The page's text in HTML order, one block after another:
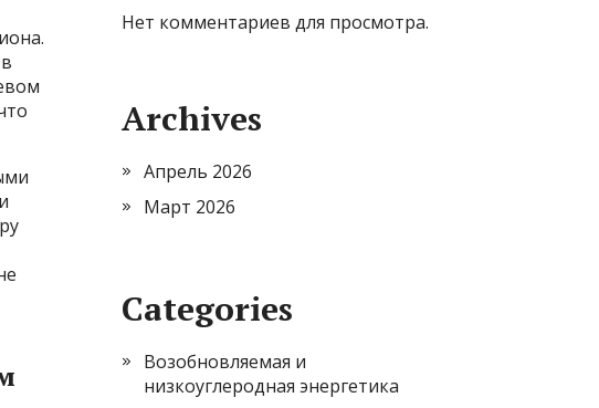
Нет комментариев для просмотра.
Archives
Апрель 2026
Март 2026
Categories
Возобновляемая и
низкоуглеродная энергетика